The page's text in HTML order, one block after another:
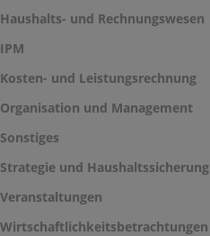
Haushalts- und Rechnungswesen
IPM
Kosten- und Leistungsrechnung
Organisation und Management
Sonstiges
Strategie und Haushaltssicherung
Veranstaltungen
Wirtschaftlichkeitsbetrachtungen